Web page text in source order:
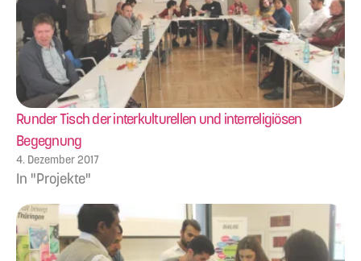
Runder Tisch der interkulturellen und interreligiösen
Begegnung
4. Dezember 2017
In "Projekte"